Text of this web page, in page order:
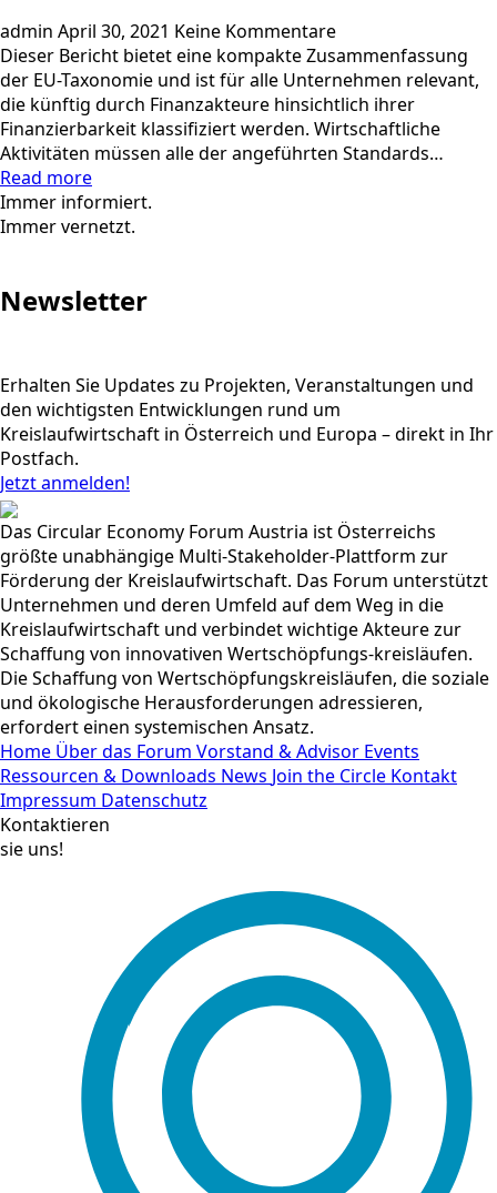
admin April 30, 2021 Keine Kommentare
Dieser Bericht bietet eine kompakte Zusammenfassung
der EU-Taxonomie und ist für alle Unternehmen relevant,
die künftig durch Finanzakteure hinsichtlich ihrer
Finanzierbarkeit klassifiziert werden. Wirtschaftliche
Aktivitäten müssen alle der angeführten Standards…
Read more
Immer informiert.
Immer vernetzt.
Newsletter
Erhalten Sie Updates zu Projekten, Veranstaltungen und
den wichtigsten Entwicklungen rund um
Kreislaufwirtschaft in Österreich und Europa – direkt in Ihr
Postfach.
Jetzt anmelden!
Das Circular Economy Forum Austria ist Österreichs
größte unabhängige Multi-Stakeholder-Plattform zur
Förderung der Kreislaufwirtschaft. Das Forum unterstützt
Unternehmen und deren Umfeld auf dem Weg in die
Kreislaufwirtschaft und verbindet wichtige Akteure zur
Schaffung von innovativen Wertschöpfungs-kreisläufen.
Die Schaffung von Wertschöpfungskreisläufen, die soziale
und ökologische Herausforderungen adressieren,
erfordert einen systemischen Ansatz.
Home Über das Forum Vorstand & Advisor Events
Ressourcen & Downloads News Join the Circle Kontakt
Impressum Datenschutz
Kontaktieren
sie uns!